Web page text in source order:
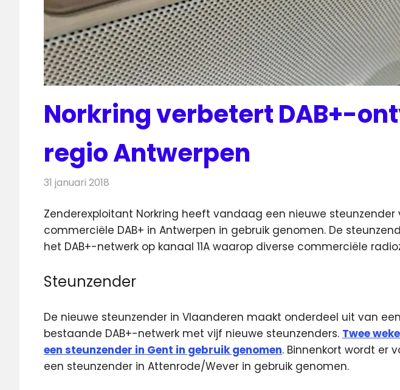
Norkring verbetert DAB+-
regio Antwerpen
31 januari 2018
Zenderexploitant Norkring heeft vandaag een nieuwe steunzender
commerciële DAB+ in Antwerpen in gebruik genomen. De
het DAB+-netwerk op kanaal 11A waarop diverse commerciële
Steunzender
De nieuwe steunzender in Vlaanderen maakt onderdeel uit van
bestaande DAB+-netwerk met vijf nieuwe steunzenders. Twee
een steunzender in Gent in gebruik genomen. Binnenkort wordt er
een steunzender in Attenrode/Wever in gebruik genomen.